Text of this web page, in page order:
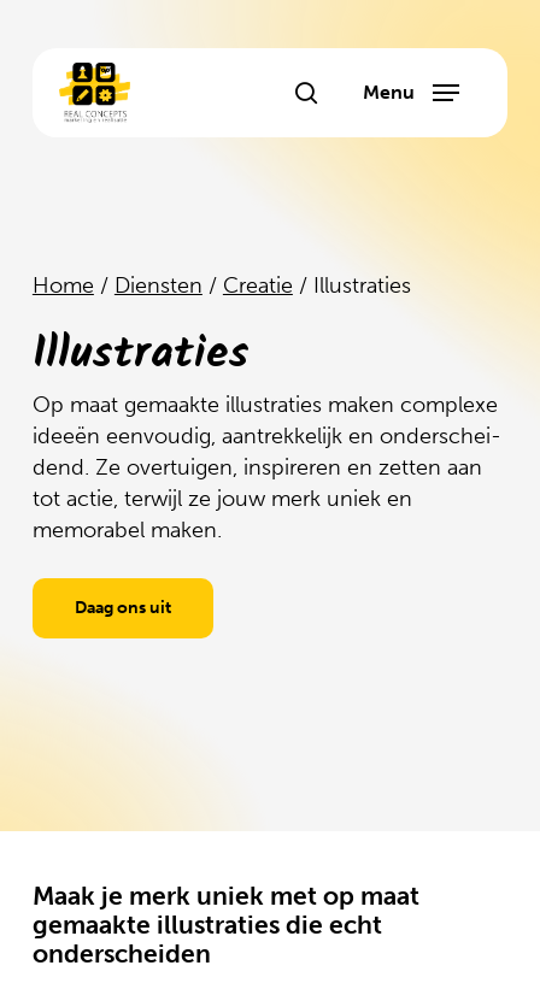
content
searchMenu
Home / Diensten / Creatie / Illustraties
Illustraties
Op maat gemaakte illustraties maken complexe
ideeën eenvoudig, aantrekkelijk en onderschei-
dend. Ze overtuigen, inspireren en zetten aan
tot actie, terwijl ze jouw merk uniek en
memorabel maken.
Daag ons uit
Maak je merk uniek met op maat
gemaakte illustraties die echt
onderscheiden